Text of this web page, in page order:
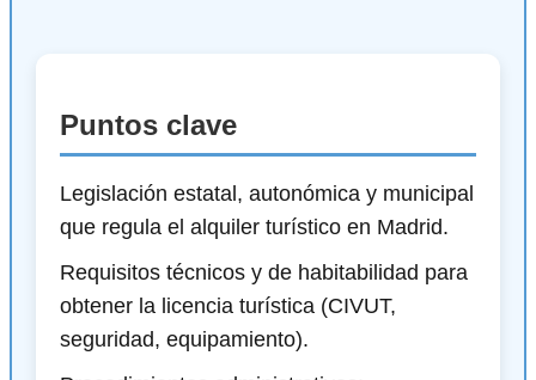
Puntos clave
Legislación estatal, autonómica y municipal
que regula el alquiler turístico en Madrid.
Requisitos técnicos y de habitabilidad para
obtener la licencia turística (CIVUT,
seguridad, equipamiento).